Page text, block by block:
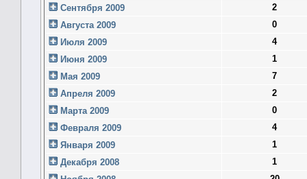
Сентября 2009
2
Августа 2009
0
Июля 2009
4
Июня 2009
1
Мая 2009
7
Апреля 2009
2
Марта 2009
0
Февраля 2009
4
Января 2009
1
Декабря 2008
1